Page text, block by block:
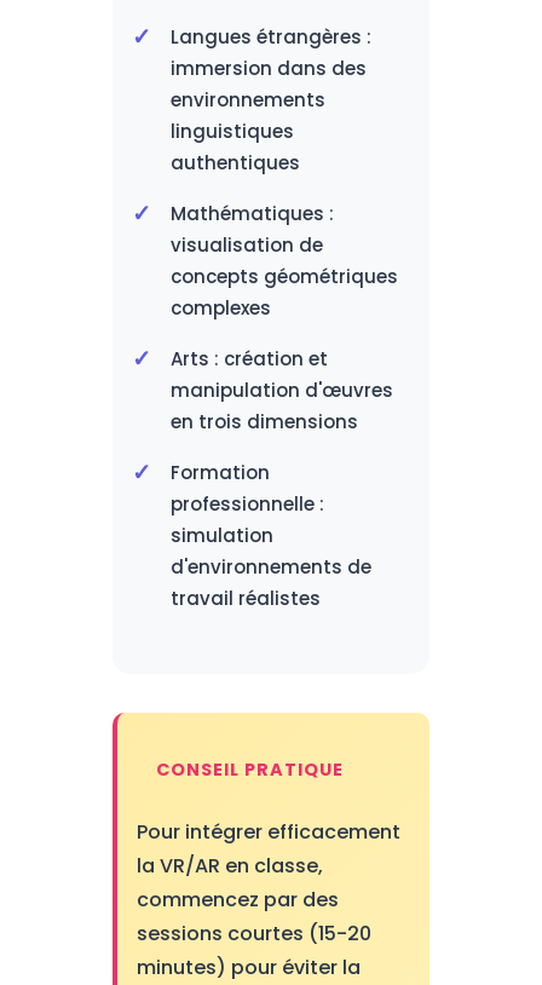
Langues étrangères :
immersion dans des
environnements
linguistiques
authentiques
Mathématiques :
visualisation de
concepts géométriques
complexes
Arts : création et
manipulation d'œuvres
en trois dimensions
Formation
professionnelle :
simulation
d'environnements de
travail réalistes
CONSEIL PRATIQUE
Pour intégrer efficacement
la VR/AR en classe,
commencez par des
sessions courtes (15-20
minutes) pour éviter la